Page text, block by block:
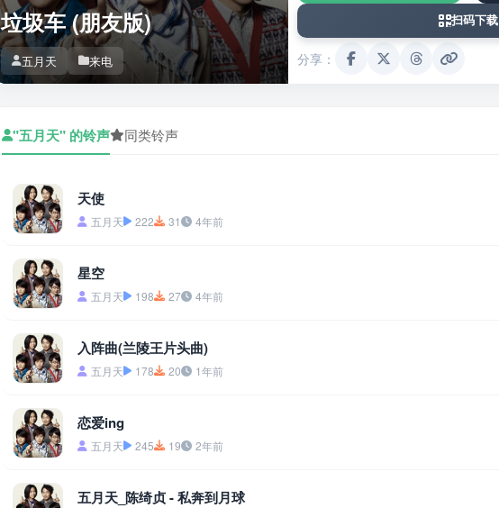
垃圾车 (朋友版)
五月天 来电
扫码下载
分享：
"五月天" 的铃声 同类铃声
天使
五月天 222 31 4年前
星空
五月天 198 27 4年前
入阵曲(兰陵王片头曲)
五月天 178 20 1年前
恋爱ing
五月天 245 19 2年前
五月天_陈绮贞 - 私奔到月球